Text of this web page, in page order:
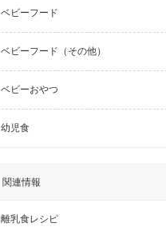
ベビーフード
ベビーフード（その他）
ベビーおやつ
幼児食
関連情報
離乳食レシピ